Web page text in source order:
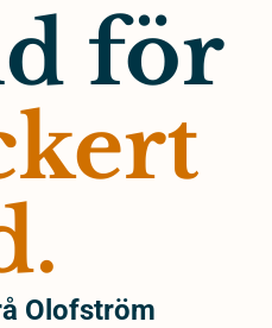
för
Olofström